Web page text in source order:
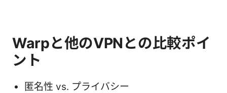
Warpと他のVPNとの比較ポイ
ント
匿名性 vs. プライバシー